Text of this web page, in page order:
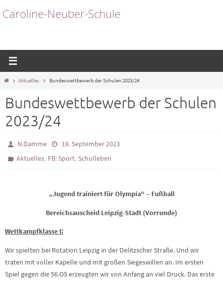
Inhalt
Caroline-Neuber-Schule
StartAktuelles Bundeswettbewerb der Schulen 2023/24
Bundeswettbewerb der Schulen
2023/24
N.Damme
19. September 2023
Aktuelles, FB: Sport, Schulleben
„Jugend trainiert für Olympia“ – Fußball
Bereichsauscheid Leipzig-Stadt (Vorrunde)
Wettkampfklasse I:
Wir spielten bei Rotation Leipzig in der Delitzscher Straße. Und wir
traten mit voller Kapelle und mit großen Siegeswillen an. Im ersten
Spiel gegen die 56.OS erzeugten wir von Anfang an viel Druck. Das erste